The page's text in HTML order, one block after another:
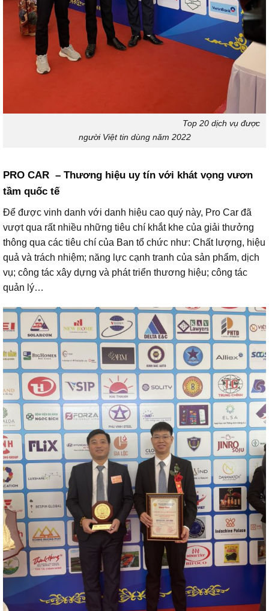
Top 20 dịch vụ được
người Việt tin dùng năm 2022
PRO CAR – Thương hiệu uy tín với khát vọng vươn
tầm quốc tế
Để được vinh danh với danh hiệu cao quý này, Pro Car đã
vượt qua rất nhiều những tiêu chí khắt khe của giải thưởng
thông qua các tiêu chí của Ban tổ chức như: Chất lượng, hiệu
quả và trách nhiệm; năng lực cạnh tranh của sản phẩm, dịch
vụ; công tác xây dựng và phát triển thương hiệu; công tác
quản lý…